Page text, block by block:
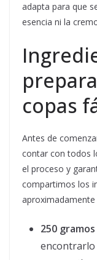
adapta para que
esencia ni la
copas
Antes de
contar con todos
el proceso y
compartimos los
aproximadamente
250
encontrarlo